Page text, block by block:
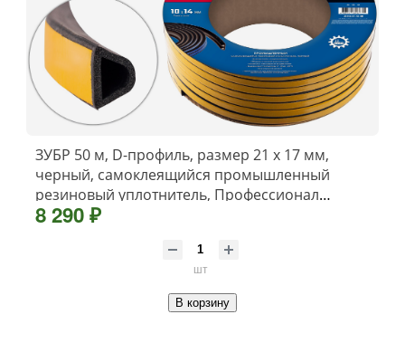
ЗУБР 50 м, D-профиль, размер 21 х 17 мм,
черный, самоклеящийся промышленный
резиновый уплотнитель, Профессионал
(40950-21-50)
8 290 ₽
шт
В корзину